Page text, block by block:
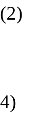
(2)